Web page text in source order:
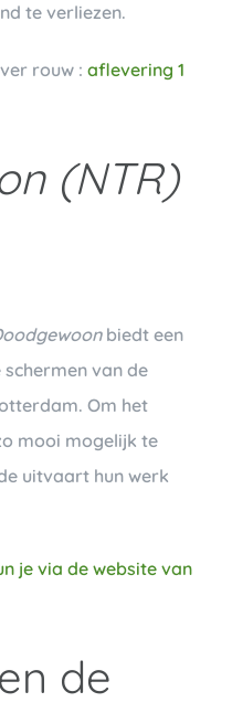
te verliezen.
rouw : aflevering 1
(NTR)
biedt een
van de
Om het
mooi mogelijk te
uitvaart hun werk
je via de website van
de